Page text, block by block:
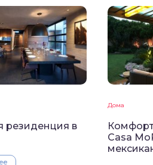
резиденция в
Дома
Casa